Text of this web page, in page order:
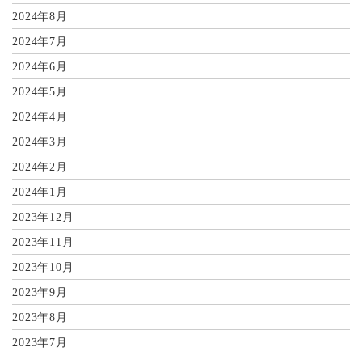
2024年8月
2024年7月
2024年6月
2024年5月
2024年4月
2024年3月
2024年2月
2024年1月
2023年12月
2023年11月
2023年10月
2023年9月
2023年8月
2023年7月